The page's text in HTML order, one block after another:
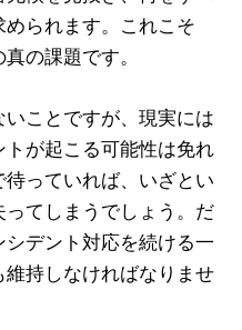
られます。これこそ
の課題です。
ことですが、現実には
が起こる可能性は免れ
っていれば、いざとい
てしまうでしょう。だ
デント対応を続ける一
持しなければなりませ